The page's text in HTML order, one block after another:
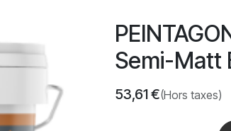
Semi-Matt
53,61€(Hors taxes)